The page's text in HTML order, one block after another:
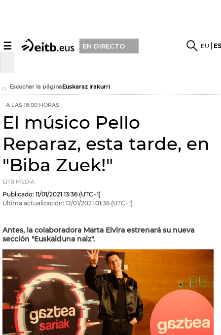
☰ EN DIRECTO EU
Escuchar la páginaEuskaraz irakurri
A LAS 18:00 HORAS
El músico Pello
Reparaz, esta tarde, en
"Biba Zuek!"
EITB MEDIA
Publicado: 11/01/2021 13:36 (UTC+1)
Última actualización: 12/01/2021 01:36 (UTC+1)
Antes, la colaboradora Marta Elvira estrenará su nueva
sección "Euskalduna naiz".